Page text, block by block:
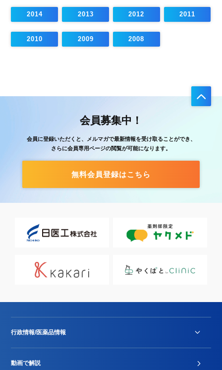
2014 2013 2012 2011
2010 2009 2008
会員募集中！
会員に登録いただくと、メルマガで最新情報を受け取ることができ、
さらに会員専用ページの閲覧が可能になります。
無料会員登録はこちら
行政情報/医薬品情報
動画で解説